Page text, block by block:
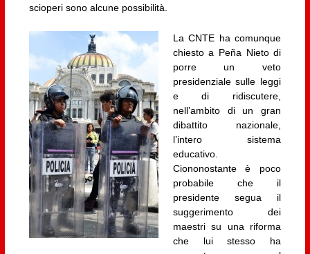
scioperi sono alcune possibilità.
La CNTE ha comunque
chiesto a Peña Nieto di
porre un veto
presidenziale sulle leggi
e di ridiscutere,
nell’ambito di un gran
dibattito nazionale,
l’intero sistema
educativo.
Ciononostante è poco
probabile che il
presidente segua il
suggerimento dei
maestri su una riforma
che lui stesso ha